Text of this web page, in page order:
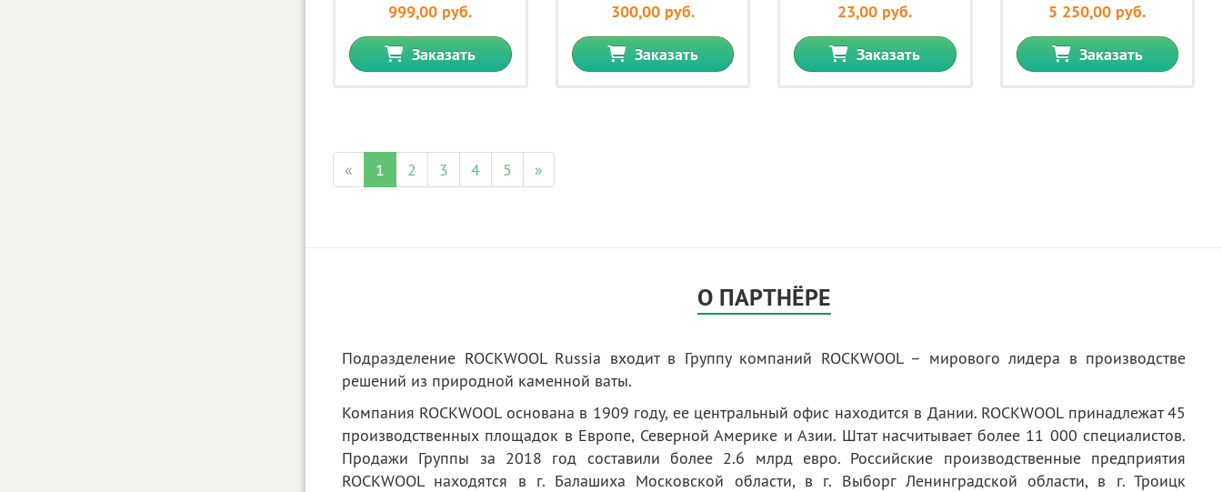
999,00 руб.
Заказать
300,00 руб.
Заказать
23,00 руб.
Заказать
5 250,00 руб.
Заказать
« 1 2 3 4 5 »
О ПАРТНЁРЕ
Подразделение ROCKWOOL Russia входит в Группу компаний ROCKWOOL – мирового лидера в производстве
решений из природной каменной ваты.
Компания ROCKWOOL основана в 1909 году, ее центральный офис находится в Дании. ROCKWOOL принадлежат 45
производственных площадок в Европе, Северной Америке и Азии. Штат насчитывает более 11 000 специалистов.
Продажи Группы за 2018 год составили более 2.6 млрд евро. Российские производственные предприятия
ROCKWOOL находятся в г. Балашиха Московской области, в г. Выборг Ленинградской области, в г. Троицк